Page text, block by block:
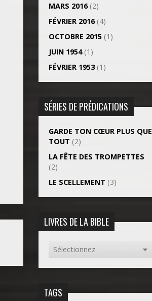
MARS 2016(2)
FÉVRIER 2016(4)
OCTOBRE 2015 (1)
JUIN 1954(1)
FÉVRIER 1953(1)
SÉRIES DE PRÉDICATIONS
GARDE TON CŒUR PLUS QUE
TOUT (2)
LA FÊTE DES TROMPETTES
(2)
LE SCELLEMENT (3)
LIVRES DE LA BIBLE
TAGS